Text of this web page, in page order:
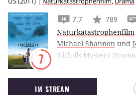
7
7.7 789
Naturkatastrophenfilm
Michael Shannon und
Nichols Mystery-
apokalyptischen
verzweifelt an der
IM STREAM